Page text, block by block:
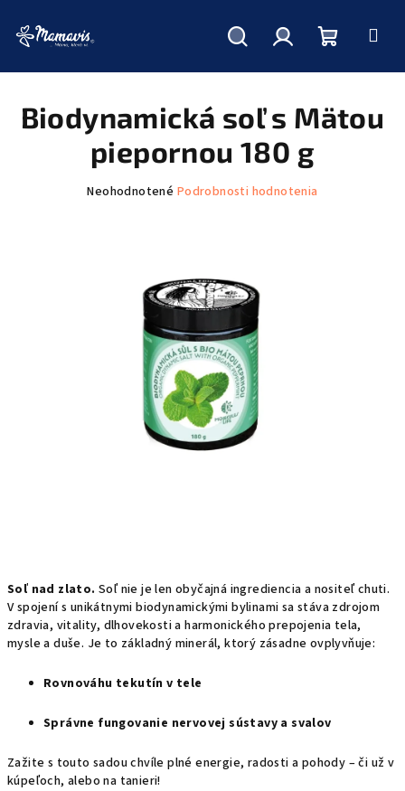
košík
Soľ nad zlato. Soľ nie je len obyčajná ingrediencia a nositeľ chuti.
V spojení s unikátnymi biodynamickými bylinami sa stáva zdrojom
zdravia, vitality, dlhovekosti a harmonického prepojenia tela,
mysle a duše. Je to základný minerál, ktorý zásadne ovplyvňuje:
Rovnováhu tekutín v tele
Správne fungovanie nervovej sústavy a svalov
Zažite s touto sadou chvíle plné energie, radosti a pohody – či už v
kúpeľoch, alebo na tanieri!
Biodynamická soľ s Mätou
piepornou 180 g
Priemerné
hviezdičiek.
Neohodnotené Podrobnosti hodnotenia